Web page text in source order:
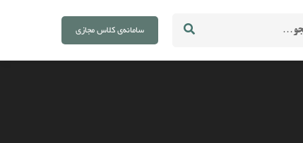
سامانه‌ی کلاس مجازی